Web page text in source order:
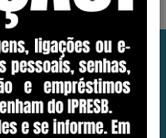
Carta de Serviços ao
Usuário
Conselho de
Administração